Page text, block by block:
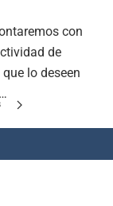
con
de
lo deseen